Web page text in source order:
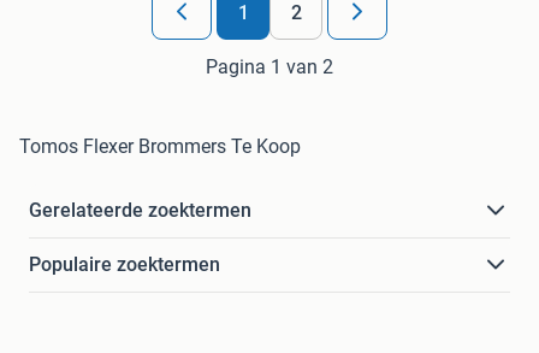
1 2
Pagina 1 van 2
Tomos Flexer Brommers Te Koop
Gerelateerde zoektermen
Populaire zoektermen